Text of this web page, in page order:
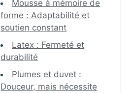
Mousse à mémoire de
forme : Adaptabilité et
soutien constant
Latex : Fermeté et
durabilité
Plumes et duvet :
Douceur, mais nécessite